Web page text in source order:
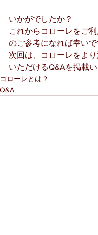
いかがでしたか？
これからコローレをご
のご参考になれば幸いで
次回は、コローレをよ
いただけるQ&Aを掲載い
コローレとは？
Q&A